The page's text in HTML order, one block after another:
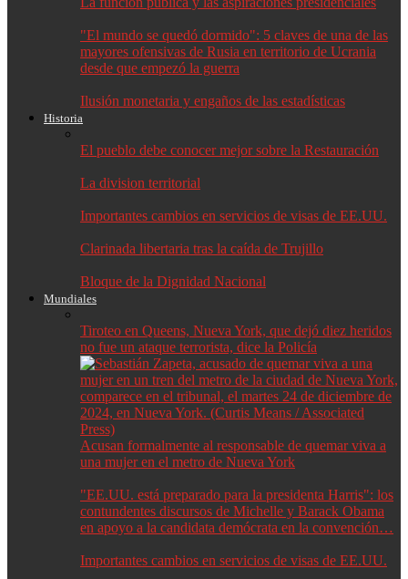
"El mundo se quedó dormido": 5 claves de una de las
mayores ofensivas de Rusia en territorio de Ucrania
desde que empezó la guerra
Ilusión monetaria y engaños de las estadísticas
Historia
El pueblo debe conocer mejor sobre la Restauración
La division territorial
Importantes cambios en servicios de visas de EE.UU.
Clarinada libertaria tras la caída de Trujillo
Bloque de la Dignidad Nacional
Mundiales
Tiroteo en Queens, Nueva York, que dejó diez heridos
no fue un ataque terrorista, dice la Policía
Acusan formalmente al responsable de quemar viva a
una mujer en el metro de Nueva York
"EE.UU. está preparado para la presidenta Harris": los
contundentes discursos de Michelle y Barack Obama
en apoyo a la candidata demócrata en la convención…
Importantes cambios en servicios de visas de EE.UU.